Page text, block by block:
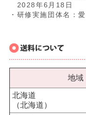
2028年6月18日
・研修実施団体名：
地域
北海道
（北海道）